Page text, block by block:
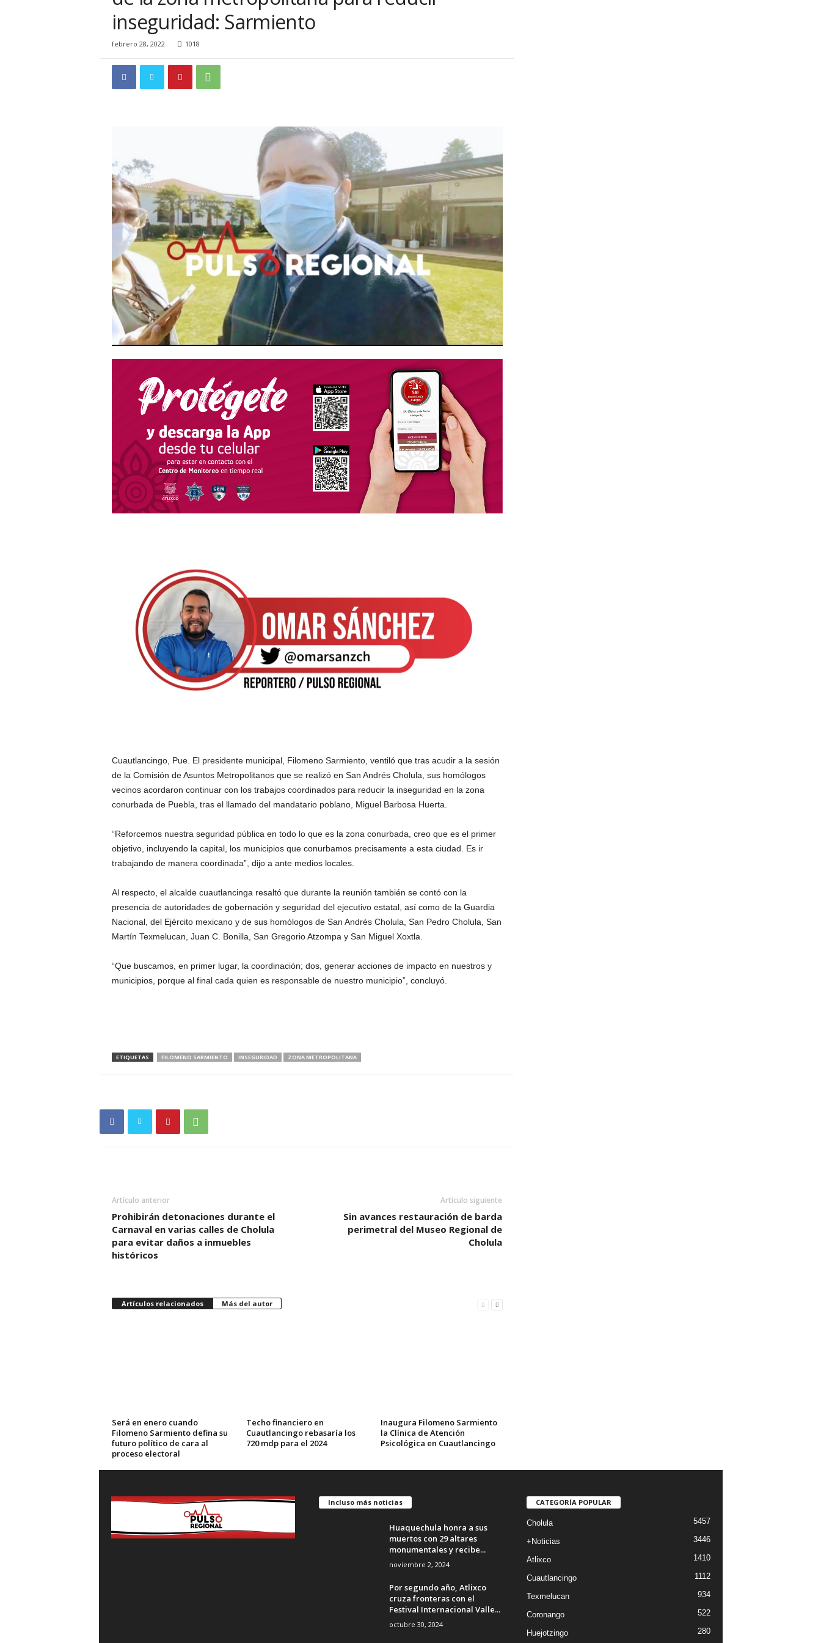
inseguridad: Sarmiento
febrero 28, 2022 1018
Cuautlancingo, Pue. El presidente municipal, Filomeno Sarmiento, ventiló que tras acudir a la sesión
de la Comisión de Asuntos Metropolitanos que se realizó en San Andrés Cholula, sus homólogos
vecinos acordaron continuar con los trabajos coordinados para reducir la inseguridad en la zona
conurbada de Puebla, tras el llamado del mandatario poblano, Miguel Barbosa Huerta.
“Reforcemos nuestra seguridad pública en todo lo que es la zona conurbada, creo que es el primer
objetivo, incluyendo la capital, los municipios que conurbamos precisamente a esta ciudad. Es ir
trabajando de manera coordinada”, dijo a ante medios locales.
Al respecto, el alcalde cuautlancinga resaltó que durante la reunión también se contó con la
presencia de autoridades de gobernación y seguridad del ejecutivo estatal, así como de la Guardia
Nacional, del Ejército mexicano y de sus homólogos de San Andrés Cholula, San Pedro Cholula, San
Martín Texmelucan, Juan C. Bonilla, San Gregorio Atzompa y San Miguel Xoxtla.
“Que buscamos, en primer lugar, la coordinación; dos, generar acciones de impacto en nuestros y
municipios, porque al final cada quien es responsable de nuestro municipio”, concluyó.
ETIQUETAS FILOMENO SARMIENTO INSEGURIDAD ZONA METROPOLITANA
Artículo anterior
Prohibirán detonaciones durante el
Carnaval en varias calles de Cholula
para evitar daños a inmuebles
históricos
Artículo siguiente
Sin avances restauración de barda
perimetral del Museo Regional de
Cholula
Artículos relacionados Más del autor
Será en enero cuando
Filomeno Sarmiento defina su
futuro político de cara al
proceso electoral
Techo financiero en
Cuautlancingo rebasaría los
720 mdp para el 2024
Inaugura Filomeno Sarmiento
la Clínica de Atención
Psicológica en Cuautlancingo
Incluso más noticias
Huaquechula honra a sus
muertos con 29 altares
monumentales y recibe...
noviembre 2, 2024
Por segundo año, Atlixco
cruza fronteras con el
Festival Internacional Valle...
octubre 30, 2024
CATEGORÍA POPULAR
Cholula 5457
+Noticias 3446
Atlixco 1410
Cuautlancingo 1112
Texmelucan 934
Coronango 522
Huejotzingo 280